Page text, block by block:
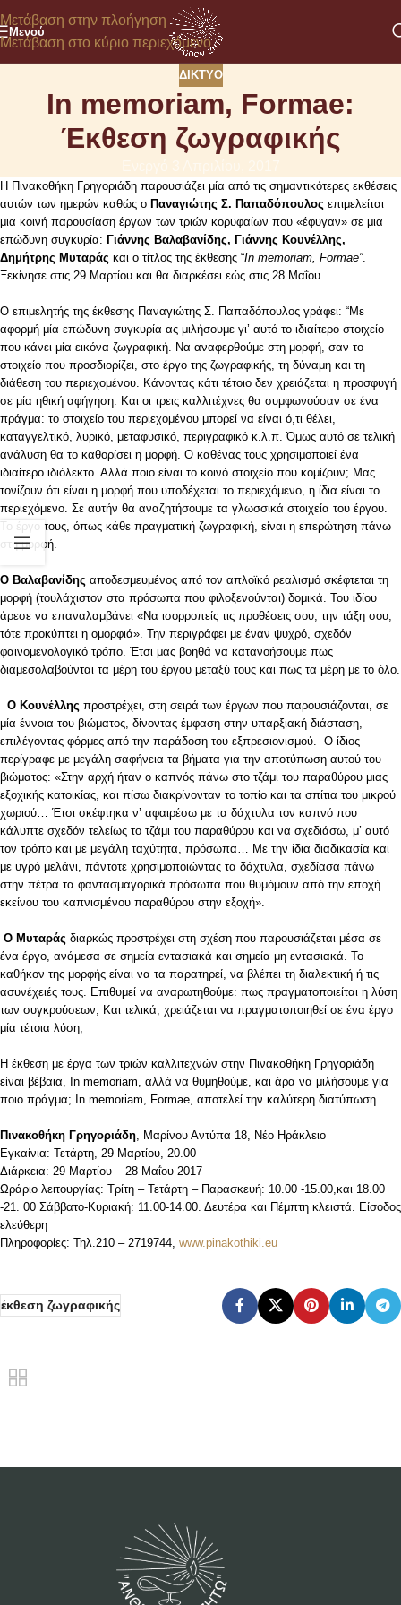
Μετάβαση στην πλοήγηση
Μετάβαση στο κύριο περιεχόμενο
Μενού
ΔΊΚΤΥΟ
In memoriam, Formae:
Έκθεση ζωγραφικής
H Πινακοθήκη Γρηγοριάδη παρουσιάζει μία από τις σημαντικότερες εκθέσεις
αυτών των ημερών καθώς ο Παναγιώτης Σ. Παπαδόπουλος επιμελείται
μια κοινή παρουσίαση έργων των τριών κορυφαίων που «έφυγαν» σε μια
επώδυνη συγκυρία: Γιάννης Βαλαβανίδης, Γιάννης Κουνέλλης,
Δημήτρης Μυταράς και ο τίτλος της έκθεσης “In memoriam, Formae”.
Ξεκίνησε στις 29 Μαρτίου και θα διαρκέσει εώς στις 28 Μαΐου.
Ο επιμελητής της έκθεσης Παναγιώτης Σ. Παπαδόπουλος γράφει: “Με
αφορμή μία επώδυνη συγκυρία ας μιλήσουμε γι’ αυτό το ιδιαίτερο στοιχείο
που κάνει μία εικόνα ζωγραφική. Να αναφερθούμε στη μορφή, σαν το
στοιχείο που προσδιορίζει, στο έργο της ζωγραφικής, τη δύναμη και τη
διάθεση του περιεχομένου. Κάνοντας κάτι τέτοιο δεν χρειάζεται η προσφυγή
σε μία ηθική αφήγηση. Και οι τρεις καλλιτέχνες θα συμφωνούσαν σε ένα
πράγμα: το στοιχείο του περιεχομένου μπορεί να είναι ό,τι θέλει,
καταγγελτικό, λυρικό, μεταφυσικό, περιγραφικό κ.λ.π. Όμως αυτό σε τελική
ανάλυση θα το καθορίσει η μορφή. Ο καθένας τους χρησιμοποιεί ένα
ιδιαίτερο ιδιόλεκτο. Αλλά ποιο είναι το κοινό στοιχείο που κομίζουν; Μας
τονίζουν ότι είναι η μορφή που υποδέχεται το περιεχόμενο, η ίδια είναι το
περιεχόμενο. Σε αυτήν θα αναζητήσουμε τα γλωσσικά στοιχεία του έργου.
Το έργο τους, όπως κάθε πραγματική ζωγραφική, είναι η επερώτηση πάνω
στη μορφή.
Ο Βαλαβανίδης αποδεσμευμένος από τον απλοϊκό ρεαλισμό σκέφτεται τη
μορφή (τουλάχιστον στα πρόσωπα που φιλοξενούνται) δομικά. Του ιδίου
άρεσε να επαναλαμβάνει «Να ισορροπείς τις προθέσεις σου, την τάξη σου,
τότε προκύπτει η ομορφιά». Την περιγράφει με έναν ψυχρό, σχεδόν
φαινομενολογικό τρόπο. Έτσι μας βοηθά να κατανοήσουμε πως
διαμεσολαβούνται τα μέρη του έργου μεταξύ τους και πως τα μέρη με το όλο.
Ο Κουνέλλης προστρέχει, στη σειρά των έργων που παρουσιάζονται, σε
μία έννοια του βιώματος, δίνοντας έμφαση στην υπαρξιακή διάσταση,
επιλέγοντας φόρμες από την παράδοση του εξπρεσιονισμού. Ο ίδιος
περίγραφε με μεγάλη σαφήνεια τα βήματα για την αποτύπωση αυτού του
βιώματος: «Στην αρχή ήταν ο καπνός πάνω στο τζάμι του παραθύρου μιας
εξοχικής κατοικίας, και πίσω διακρίνονταν το τοπίο και τα σπίτια του μικρού
χωριού… Έτσι σκέφτηκα ν’ αφαιρέσω με τα δάχτυλα τον καπνό που
κάλυπτε σχεδόν τελείως το τζάμι του παραθύρου και να σχεδιάσω, μ’ αυτό
τον τρόπο και με μεγάλη ταχύτητα, πρόσωπα… Με την ίδια διαδικασία και
με υγρό μελάνι, πάντοτε χρησιμοποιώντας τα δάχτυλα, σχεδίασα πάνω
στην πέτρα τα φαντασμαγορικά πρόσωπα που θυμόμουν από την εποχή
εκείνου του καπνισμένου παραθύρου στην εξοχή».
Ο Μυταράς διαρκώς προστρέχει στη σχέση που παρουσιάζεται μέσα σε
ένα έργο, ανάμεσα σε σημεία εντασιακά και σημεία μη εντασιακά. Το
καθήκον της μορφής είναι να τα παρατηρεί, να βλέπει τη διαλεκτική ή τις
ασυνέχειές τους. Επιθυμεί να αναρωτηθούμε: πως πραγματοποιείται η λύση
των συγκρούσεων; Και τελικά, χρειάζεται να πραγματοποιηθεί σε ένα έργο
μία τέτοια λύση;
Η έκθεση με έργα των τριών καλλιτεχνών στην Πινακοθήκη Γρηγοριάδη
είναι βέβαια, In memoriam, αλλά να θυμηθούμε, και άρα να μιλήσουμε για
ποιο πράγμα; In memoriam, Formae, αποτελεί την καλύτερη διατύπωση.
Πινακοθήκη Γρηγοριάδη , Μαρίνου Αντύπα 18, Νέο Ηράκλειο
Εγκαίνια: Τετάρτη, 29 Μαρτίου, 20.00
Διάρκεια: 29 Μαρτίου – 28 Μαΐου 2017
Ωράριο λειτουργίας: Τρίτη – Τετάρτη – Παρασκευή: 10.00 -15.00,και 18.00
-21. 00 Σάββατο-Κυριακή: 11.00-14.00. Δευτέρα και Πέμπτη κλειστά. Είσοδος
ελεύθερη
Πληροφορίες: Τηλ.210 – 2719744, www.pinakothiki.eu
έκθεση ζωγραφικής